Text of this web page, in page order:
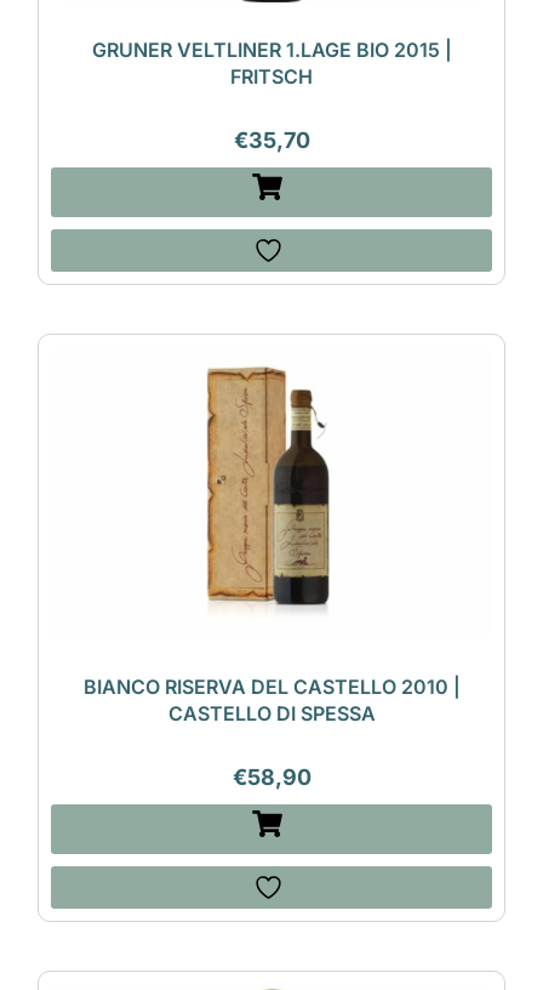
GRUNER VELTLINER 1.LAGE BIO 2015 |
FRITSCH
€35,70
BIANCO RISERVA DEL CASTELLO 2010 |
CASTELLO DI SPESSA
€58,90